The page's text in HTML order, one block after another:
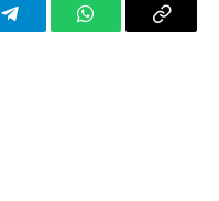
TelegramWhatsAppCopy